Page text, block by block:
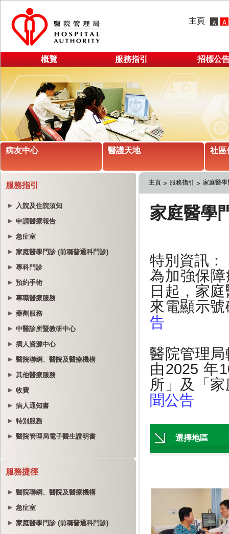
主頁
概覽 服務指引 招標公
病友中心 醫護天地 社區
服務指引
入院及住院須知
申請醫療報告
急症室
家庭醫學門診 (前稱普通科門診)
專科門診
預約手術
專職醫療服務
藥劑服務
中醫診所暨教研中心
病人資源中心
醫院聯網、醫院及醫療機構
其他醫療服務
收費
病人通知書
特別服務
醫院管理局電子醫生證明書
服務捷徑
醫院聯網、醫院及醫療機構
急症室
家庭醫學門診 (前稱普通科門診)
主頁 服務指引 家庭醫學